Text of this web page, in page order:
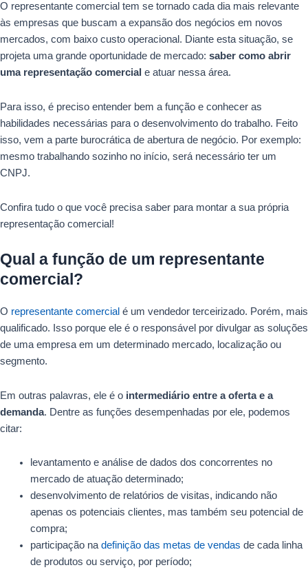
O representante comercial tem se tornado cada dia mais relevante
às empresas que buscam a expansão dos negócios em novos
mercados, com baixo custo operacional. Diante esta situação, se
projeta uma grande oportunidade de mercado: saber como abrir
uma representação comercial e atuar nessa área.
Para isso, é preciso entender bem a função e conhecer as
habilidades necessárias para o desenvolvimento do trabalho. Feito
isso, vem a parte burocrática de abertura de negócio. Por exemplo:
mesmo trabalhando sozinho no início, será necessário ter um
CNPJ.
Confira tudo o que você precisa saber para montar a sua própria
representação comercial!
Qual a função de um representante
comercial?
O representante comercial é um vendedor terceirizado. Porém, mais
qualificado. Isso porque ele é o responsável por divulgar as soluções
de uma empresa em um determinado mercado, localização ou
segmento.
Em outras palavras, ele é o intermediário entre a oferta e a
demanda. Dentre as funções desempenhadas por ele, podemos
citar:
levantamento e análise de dados dos concorrentes no
mercado de atuação determinado;
desenvolvimento de relatórios de visitas, indicando não
apenas os potenciais clientes, mas também seu potencial de
compra;
participação na definição das metas de vendas de cada linha
de produtos ou serviço, por período;